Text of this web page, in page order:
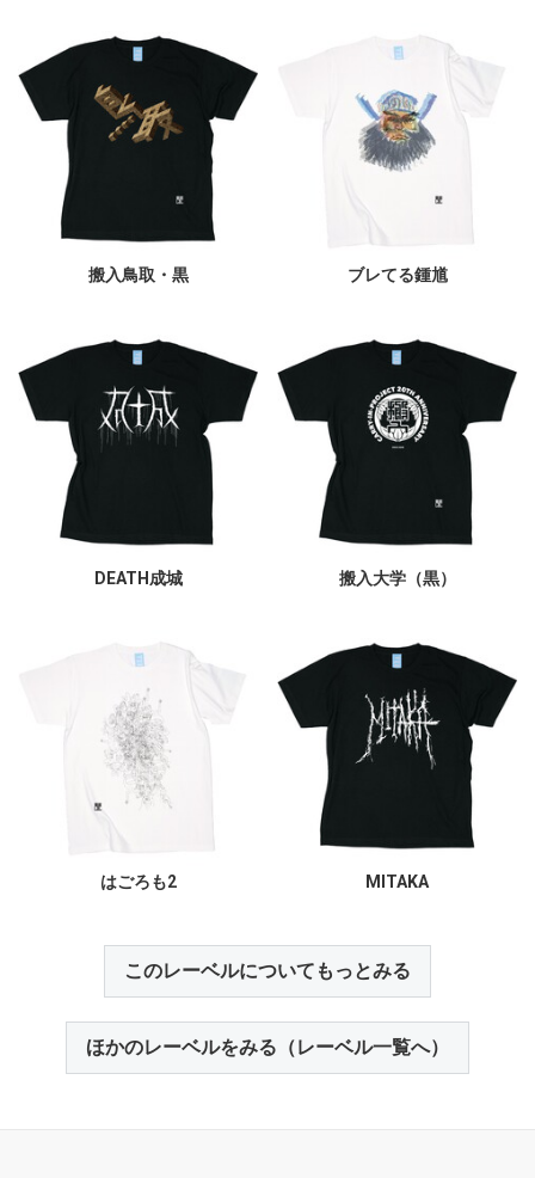
搬入鳥取・黒 ブレてる鍾馗
DEATH成城 搬入大学（黒）
はごろも2 MITAKA
このレーベルについてもっとみる
ほかのレーベルをみる（レーベル一覧へ）